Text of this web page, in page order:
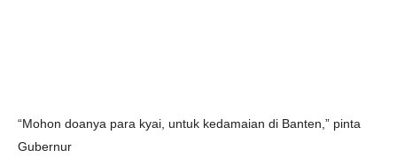
“Mohon doanya para kyai, untuk kedamaian di Banten,” pinta
Gubernur